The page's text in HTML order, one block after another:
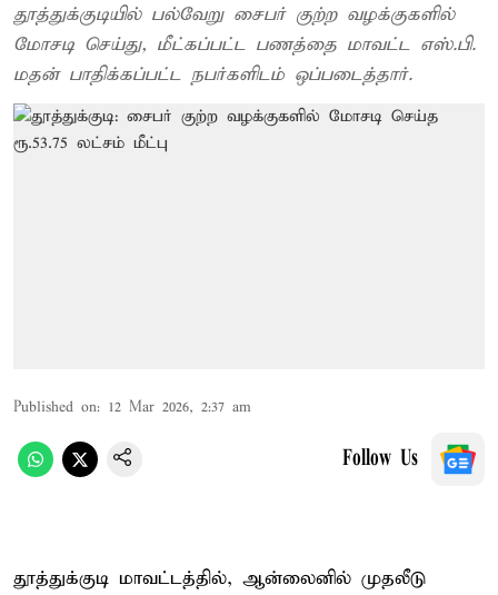
தூத்துக்குடியில் பல்வேறு சைபர் குற்ற வழக்குகளில்
மோசடி செய்து, மீட்கப்பட்ட பணத்தை மாவட்ட எஸ்.பி.
மதன் பாதிக்கப்பட்ட நபர்களிடம் ஒப்படைத்தார்.
Published on: 12 Mar 2026, 2:37 am
Follow Us
தூத்துக்குடி மாவட்டத்தில், ஆன்லைனில் முதலீடு